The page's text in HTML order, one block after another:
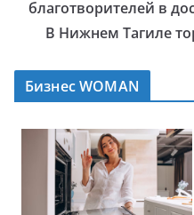
благотворителей в
В Нижнем Тагиле
Бизнес WOMAN